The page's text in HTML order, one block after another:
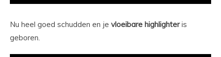
Nu heel goed schudden en je vloeibare highlighteris
geboren.